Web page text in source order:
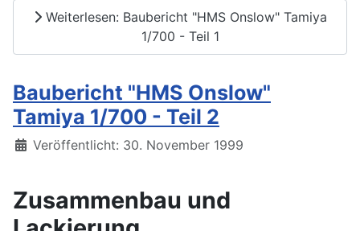
Weiterlesen: Baubericht "HMS Onslow" Tamiya
1/700 - Teil 1
Baubericht "HMS Onslow"
Tamiya 1/700 - Teil 2
Details
Veröffentlicht: 30. November 1999
Zusammenbau und